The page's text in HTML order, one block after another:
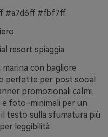
#a7d6ff #fbf7ff
resort spiaggia
con bagliore
perfette per post social
promozionali calmi.
e foto-minimali per un
testo sulla sfumatura più
leggibilità.